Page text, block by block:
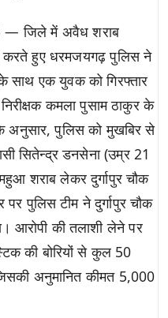
— जिले में अवैध शराब
करते हुए धरमजयगढ़ पुलिस ने
साथ एक युवक को गिरफ्तार
निरीक्षक कमला पुसाम ठाकुर के
अनुसार, पुलिस को मुखबिर से
सितेन्द्र डनसेना (उम्र 21
शराब लेकर दुर्गापुर चौक
पुलिस टीम ने दुर्गापुर चौक
आरोपी की तलाशी लेने पर
की बोरियों से कुल 50
अनुमानित कीमत 5,000